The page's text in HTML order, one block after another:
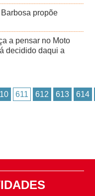
propõe
a pensar no Moto
decidido daqui a
611 612 613 614